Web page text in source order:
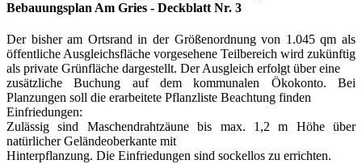
Bebauungsplan Am Gries - Deckblatt Nr. 3
Der bisher am Ortsrand in der Größenordnung von 1.045 qm als
öffentliche Ausgleichsfläche vorgesehene Teilbereich wird zukünftig
als private Grünfläche dargestellt. Der Ausgleich erfolgt über eine
zusätzliche Buchung auf dem kommunalen Ökokonto. Bei
Planzungen soll die erarbeitete Pflanzliste Beachtung finden
Einfriedungen:
Zulässig sind Maschendrahtzäune bis max. 1,2 m Höhe über
natürlicher Geländeoberkante mit
Hinterpflanzung. Die Einfriedungen sind sockellos zu errichten.